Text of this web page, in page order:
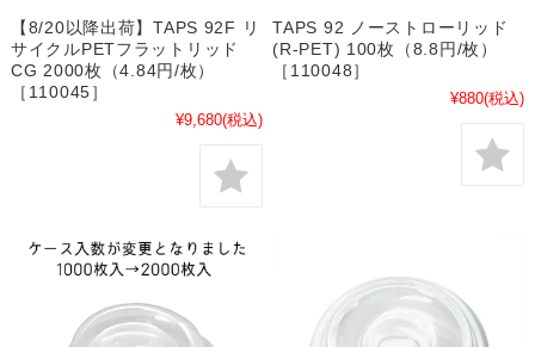
【8/20以降出荷】TAPS 92F リ
サイクルPETフラットリッド
CG 2000枚（4.84円/枚）
［110045］
¥9,680(税込)
TAPS 92 ノーストローリッド
(R-PET) 100枚（8.8円/枚）
［110048］
¥880(税込)